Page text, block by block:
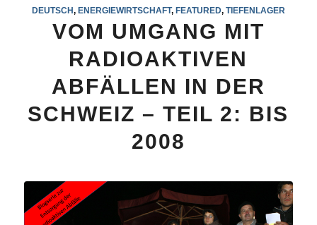
DEUTSCH, ENERGIEWIRTSCHAFT, FEATURED, TIEFENLAGER
VOM UMGANG MIT
RADIOAKTIVEN
ABFÄLLEN IN DER
SCHWEIZ – TEIL 2: BIS
2008